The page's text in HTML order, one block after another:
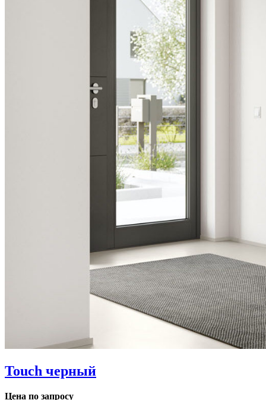
Touch черный
Цена по запросу